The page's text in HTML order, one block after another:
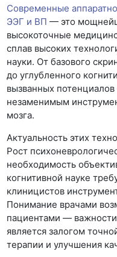
Современные
ЭЭГ и ВП — это
высокоточные
сплав высоких
науки. От базового
до углубленного
вызванных
незаменимым
мозга.
Актуальность этих
Рост
необходимость
когнитивной науке
клиницистов
Понимание врачами
пациентами —
является залогом
терапии и улучшения